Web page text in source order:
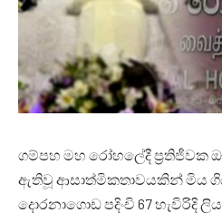
ගම්පහ මහ රෝහලේදී ප්‍රතිජීවක
ඇතිවූ ආසාත්මිකතාවයකින් මිය
දොරනාගොඩ පදිංචි 67 හැවිරිදි